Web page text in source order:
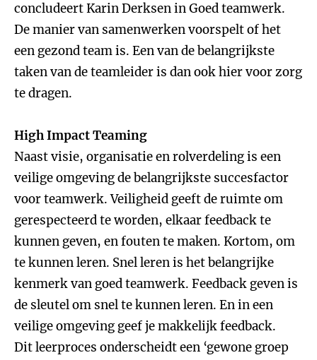
concludeert Karin Derksen in Goed teamwerk.
De manier van samenwerken voorspelt of het
een gezond team is. Een van de belangrijkste
taken van de teamleider is dan ook hier voor zorg
te dragen.
High Impact Teaming
Naast visie, organisatie en rolverdeling is een
veilige omgeving de belangrijkste succesfactor
voor teamwerk. Veiligheid geeft de ruimte om
gerespecteerd te worden, elkaar feedback te
kunnen geven, en fouten te maken. Kortom, om
te kunnen leren. Snel leren is het belangrijke
kenmerk van goed teamwerk. Feedback geven is
de sleutel om snel te kunnen leren. En in een
veilige omgeving geef je makkelijk feedback.
Dit leerproces onderscheidt een ‘gewone groep